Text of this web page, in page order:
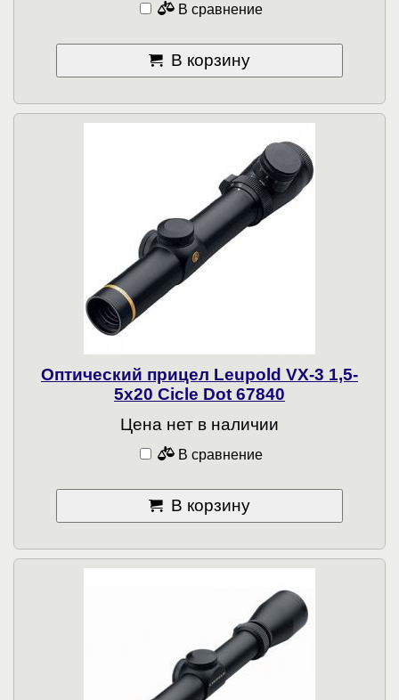
В сравнение
В корзину
Оптический прицел Leupold VX-3 1,5-
5x20 Cicle Dot 67840
Цена нет в наличии
В сравнение
В корзину